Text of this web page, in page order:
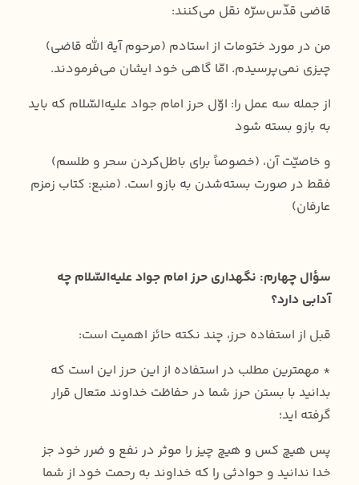
قاضی قدّس‌سرّه نقل می‌کنند:
من در مورد ختومات از استادم (مرحوم آية الله قاضی)
چيزی نمی‌پرسيدم. امّا گاهی خود ايشان می‌فرمودند.
از جمله سه عمل را: اوّل حرز امام جواد عليه‌السّلام كه بايد
به بازو بسته شود
و خاصيّت آن، (خصوصاً برای باطل‌كردن سحر و طلسم)
فقط در صورت بسته‌شدن به بازو است. (منبع: کتاب زمزم
عارفان)
سؤال چهارم: نگهداری حرز امام جواد علیه‌السّلام چه
آدابی دارد؟
قبل از استفاده حرز، چند نکته حائز اهمیت است:
* مهمترین مطلب در استفاده از این حرز این است که
بدانید با بستن حرز شما در حفاظت خداوند متعال قرار
گرفته اید؛
پس هیچ کس و هیچ چیز را موثر در نفع و ضرر خود جز
خدا ندانید و حوادثی را که خداوند به رحمت خود از شما